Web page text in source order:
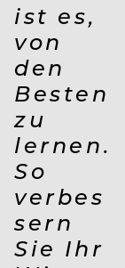
ist es,
von
den
Besten
zu
lernen.
So
verbes
sern
Sie Ihr